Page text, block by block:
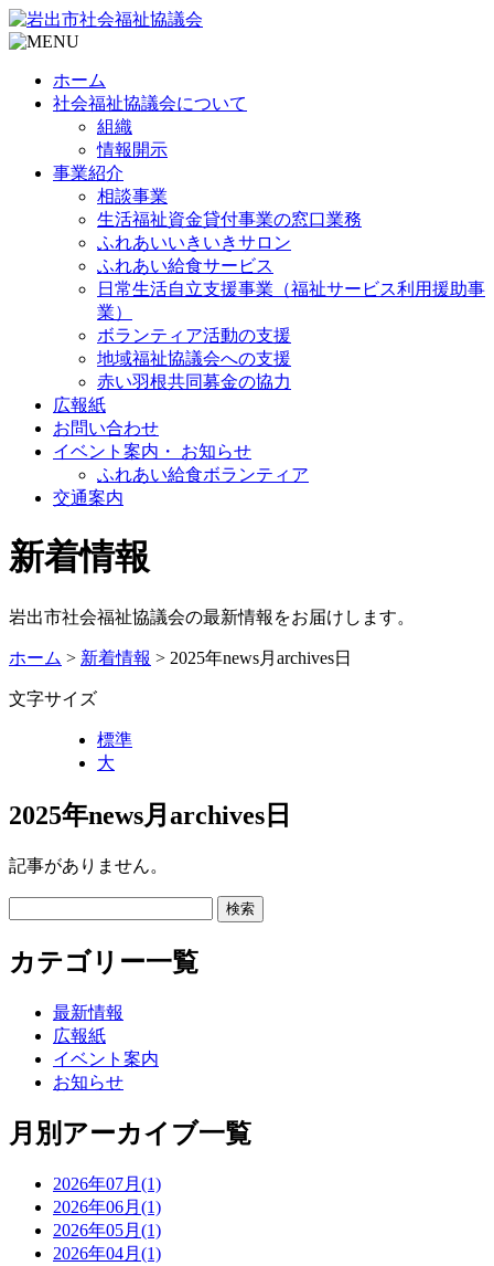
ホーム
社会福祉協議会について
組織
情報開示
事業紹介
相談事業
生活福祉資金貸付事業の窓口業務
ふれあいいきいきサロン
ふれあい給食サービス
日常生活自立支援事業（福祉サービス利用援助事
業）
ボランティア活動の支援
地域福祉協議会への支援
赤い羽根共同募金の協力
広報紙
お問い合わせ
イベント案内・ お知らせ
ふれあい給食ボランティア
交通案内
新着情報
岩出市社会福祉協議会の最新情報をお届けします。
ホーム > 新着情報 > 2025年news月archives日
文字サイズ
標準
大
2025年news月archives日
記事がありません。
カテゴリー一覧
最新情報
広報紙
イベント案内
お知らせ
月別アーカイブ一覧
2026年07月(1)
2026年06月(1)
2026年05月(1)
2026年04月(1)